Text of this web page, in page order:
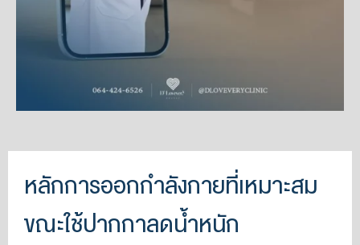
หลักการออกกำลังกายที่เหมาะสม
ขณะใช้ปากกาลดน้ำหนัก